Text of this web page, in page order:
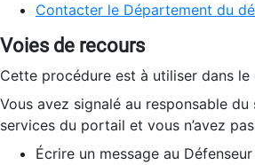
Contacter le Département du
Voies de recours
Cette procédure est à utiliser dans le
Vous avez signalé au responsable
services du portail et vous n’avez
Écrire un message au